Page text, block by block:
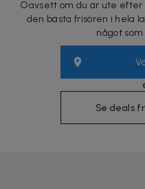
Oavsett om du är ute
den bästa frisören i hela
något
Se deals